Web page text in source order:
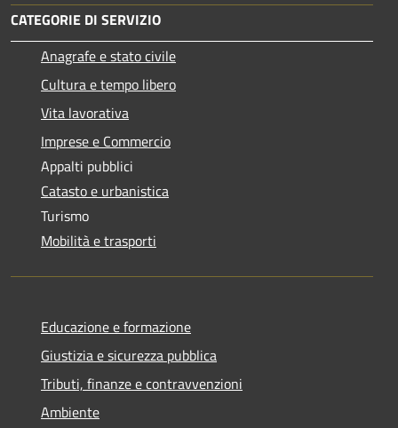
CATEGORIE DI SERVIZIO
Anagrafe e stato civile
Cultura e tempo libero
Vita lavorativa
Imprese e Commercio
Appalti pubblici
Catasto e urbanistica
Turismo
Mobilità e trasporti
Educazione e formazione
Giustizia e sicurezza pubblica
Tributi, finanze e contravvenzioni
Ambiente